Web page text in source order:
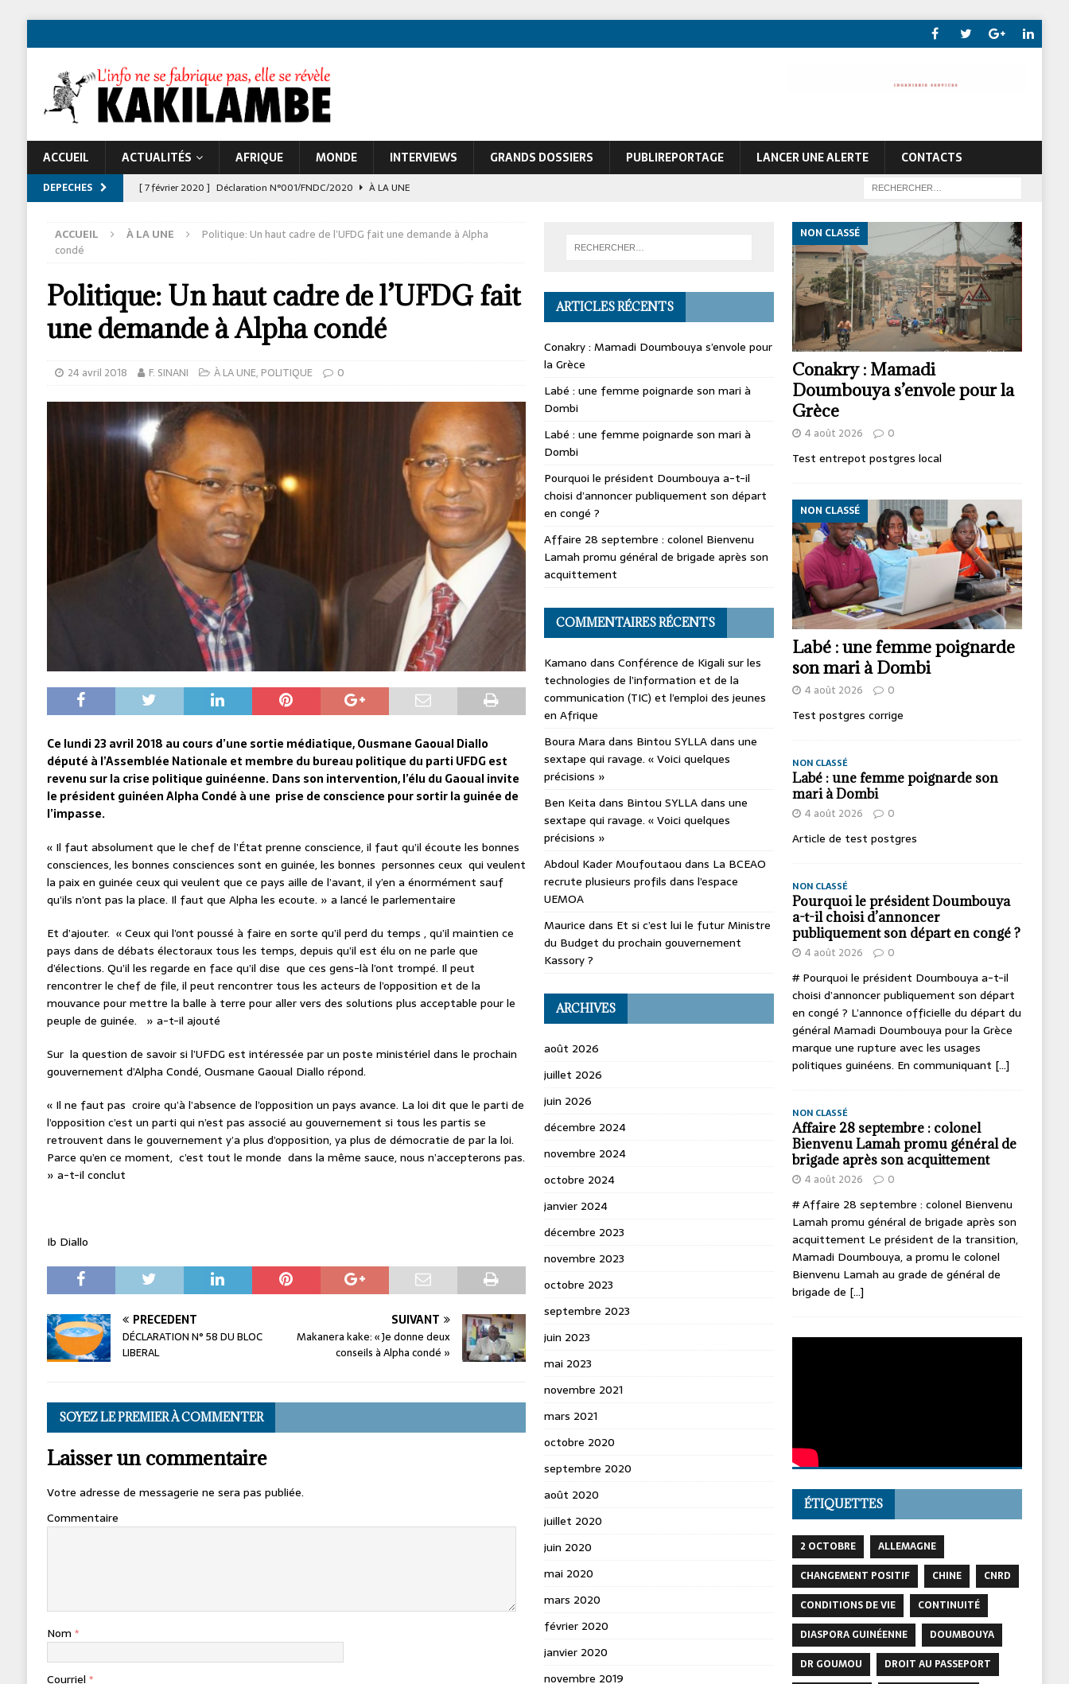
ACCUEIL ACTUALITÉS AFRIQUE MONDE INTERVIEWS GRANDS DOSSIERS PUBLIREPORTAGE LANCER UNE ALERTE CONTACTS
DEPECHES [ 7 février 2020 ] Déclaration N°001/FNDC/2020
À LA UNE
À LA UNE
ACCUEIL À LA UNE
Politique: Un haut cadre de l’UFDG fait une demande à Alpha
condé
Politique: Un haut cadre de l’UFDG fait
une demande à Alpha condé
24 avril 2018 F. SINANI À LA UNE, POLITIQUE 0
Ce lundi 23 avril 2018 au cours d’une sortie médiatique, Ousmane Gaoual Diallo
député à l’Assemblée Nationale et membre du bureau politique du parti UFDG est
revenu sur la crise politique guinéenne. Dans son intervention, l’élu du Gaoual invite
le président guinéen Alpha Condé à une prise de conscience pour sortir la guinée de
l’impasse.
« Il faut absolument que le chef de l’État prenne conscience, il faut qu’il écoute les bonnes
consciences, les bonnes consciences sont en guinée, les bonnes personnes ceux qui veulent
la paix en guinée ceux qui veulent que ce pays aille de l’avant, il y’en a énormément sauf
qu’ils n’ont pas la place. Il faut que Alpha les ecoute. » a lancé le parlementaire
Et d’ajouter. « Ceux qui l’ont poussé à faire en sorte qu’il perd du temps , qu’il maintien ce
pays dans de débats électoraux tous les temps, depuis qu’il est élu on ne parle que
d’élections. Qu’il les regarde en face qu’il dise que ces gens-là l’ont trompé. Il peut
rencontrer le chef de file, il peut rencontrer tous les acteurs de l’opposition et de la
mouvance pour mettre la balle à terre pour aller vers des solutions plus acceptable pour le
peuple de guinée. » a-t-il ajouté
Sur la question de savoir si l’UFDG est intéressée par un poste ministériel dans le prochain
gouvernement d’Alpha Condé, Ousmane Gaoual Diallo répond.
« Il ne faut pas croire qu’à l’absence de l’opposition un pays avance. La loi dit que le parti de
l’opposition c’est un parti qui n’est pas associé au gouvernement si tous les partis se
retrouvent dans le gouvernement y’a plus d’opposition, ya plus de démocratie de par la loi.
Parce qu’en ce moment, c’est tout le monde dans la même sauce, nous n’accepterons pas.
» a-t-il conclut
Ib Diallo
PRÉCÉDENT
DÉCLARATION N° 58 DU BLOC
LIBERAL
SUIVANT
Makanera kake: « Je donne deux
conseils à Alpha condé »
SOYEZ LE PREMIER À COMMENTER
Laisser un commentaire
Votre adresse de messagerie ne sera pas publiée.
Commentaire
Nom *
Courriel *
ARTICLES RÉCENTS
Conakry : Mamadi Doumbouya s’envole pour
la Grèce
Labé : une femme poignarde son mari à
Dombi
Labé : une femme poignarde son mari à
Dombi
Pourquoi le président Doumbouya a-t-il
choisi d’annoncer publiquement son départ
en congé ?
Affaire 28 septembre : colonel Bienvenu
Lamah promu général de brigade après son
acquittement
COMMENTAIRES RÉCENTS
Kamano dans Conférence de Kigali sur les
technologies de l’information et de la
communication (TIC) et l’emploi des jeunes
en Afrique
Boura Mara dans Bintou SYLLA dans une
sextape qui ravage. « Voici quelques
précisions »
Ben Keita dans Bintou SYLLA dans une
sextape qui ravage. « Voici quelques
précisions »
Abdoul Kader Moufoutaou dans La BCEAO
recrute plusieurs profils dans l’espace
UEMOA
Maurice dans Et si c’est lui le futur Ministre
du Budget du prochain gouvernement
Kassory ?
ARCHIVES
août 2026
juillet 2026
juin 2026
décembre 2024
novembre 2024
octobre 2024
janvier 2024
décembre 2023
novembre 2023
octobre 2023
septembre 2023
juin 2023
mai 2023
novembre 2021
mars 2021
octobre 2020
septembre 2020
août 2020
juillet 2020
juin 2020
mai 2020
mars 2020
février 2020
janvier 2020
novembre 2019
Conakry : Mamadi
Doumbouya s’envole pour la
Grèce
NON CLASSÉ
4 août 2026 0
Test entrepot postgres local
Labé : une femme poignarde
son mari à Dombi
NON CLASSÉ
4 août 2026 0
Test postgres corrige
NON CLASSÉ
Labé : une femme poignarde son
mari à Dombi
4 août 2026 0
Article de test postgres
NON CLASSÉ
Pourquoi le président Doumbouya
a-t-il choisi d’annoncer
publiquement son départ en congé ?
4 août 2026 0
# Pourquoi le président Doumbouya a-t-il
choisi d’annoncer publiquement son départ
en congé ? L’annonce officielle du départ du
général Mamadi Doumbouya pour la Grèce
marque une rupture avec les usages
politiques guinéens. En communiquant [...]
NON CLASSÉ
Affaire 28 septembre : colonel
Bienvenu Lamah promu général de
brigade après son acquittement
4 août 2026 0
# Affaire 28 septembre : colonel Bienvenu
Lamah promu général de brigade après son
acquittement Le président de la transition,
Mamadi Doumbouya, a promu le colonel
Bienvenu Lamah au grade de général de
brigade de [...]
ÉTIQUETTES
2 OCTOBRE
ALLEMAGNE
CHANGEMENT POSITIF
CHINE
CNRD
CONDITIONS DE VIE
CONTINUITÉ
DIASPORA GUINÉENNE
DOUMBOUYA
DR GOUMOU
DROIT AU PASSEPORT